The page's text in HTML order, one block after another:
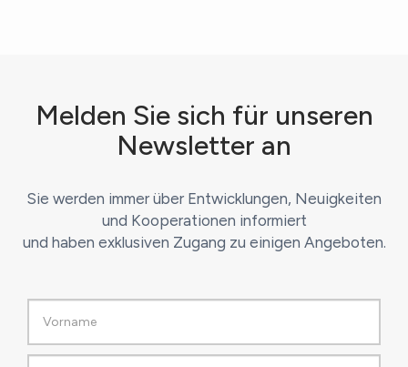
Melden Sie sich für unseren
Newsletter an
Sie werden immer über Entwicklungen, Neuigkeiten
und Kooperationen informiert
und haben exklusiven Zugang zu einigen Angeboten.